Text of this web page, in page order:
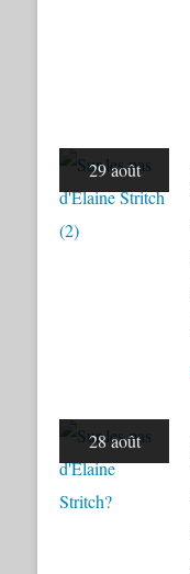
29 août
28 août